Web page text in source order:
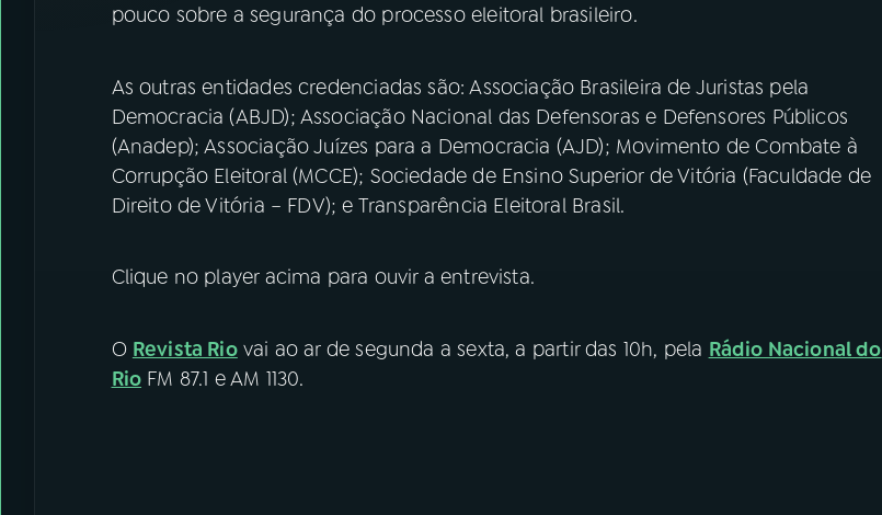
pouco sobre a segurança do processo eleitoral brasileiro.
As outras entidades credenciadas são: Associação Brasileira de Juristas pela
Democracia (ABJD); Associação Nacional das Defensoras e Defensores Públicos
(Anadep); Associação Juízes para a Democracia (AJD); Movimento de Combate à
Corrupção Eleitoral (MCCE); Sociedade de Ensino Superior de Vitória (Faculdade de
Direito de Vitória – FDV); e Transparência Eleitoral Brasil.
Clique no player acima para ouvir a entrevista.
O Revista Riovai ao ar de segunda a sexta, a partir das 10h, pela Rádio Nacional do
Rio FM 87.1 e AM 1130.